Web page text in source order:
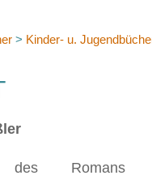
> Kinder- u.
des